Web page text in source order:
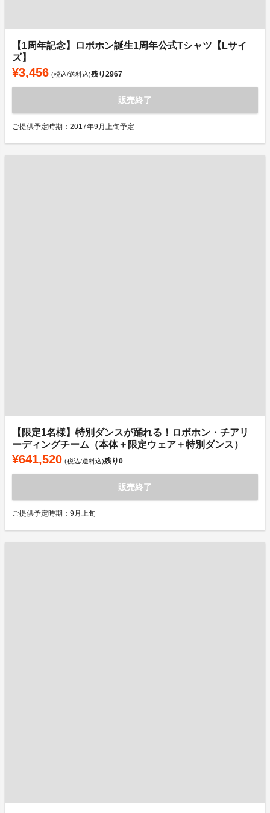
【1周年記念】ロボホン誕生1周年公式Tシャツ【Lサイ
ズ】
¥3,456 (税込/送料込)残り2967
販売終了
ご提供予定時期：2017年9月上旬予定
【限定1名様】特別ダンスが踊れる！ロボホン・チアリ
ーディングチーム（本体＋限定ウェア＋特別ダンス）
¥641,520 (税込/送料込)残り0
販売終了
ご提供予定時期：9月上旬